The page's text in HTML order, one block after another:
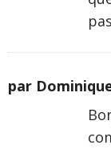
par